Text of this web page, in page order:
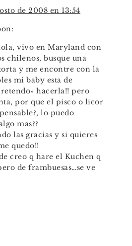
de 2008 en 13:54
vivo en Maryland con
chilenos, busque una
y me encontre con la
mi baby esta de
hacerla!! pero
por que el pisco o licor
lo puedo
mas??
las gracias y si quieres
quedo!!
creo q hare el Kuchen q
de frambuesas…se ve